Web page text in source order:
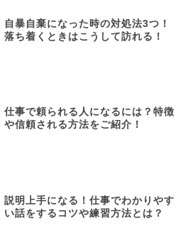
自暴自棄になった時の対処法3つ！
落ち着くときはこうして訪れる！
仕事で頼られる人になるには？特徴
や信頼される方法をご紹介！
説明上手になる！仕事でわかりやす
い話をするコツや練習方法とは？